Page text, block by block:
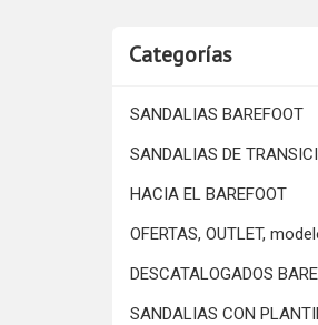
Categorías
SANDALIAS BAREFOOT
SANDALIAS DE
HACIA EL BAREFOOT
OFERTAS, OUTLET,
DESCATALOGADOS
SANDALIAS CON